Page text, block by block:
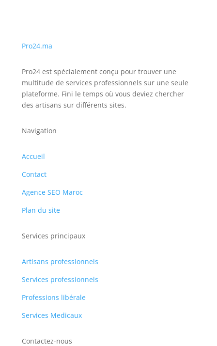
Pro24.ma
Pro24 est spécialement conçu pour trouver une
multitude de services professionnels sur une seule
plateforme. Fini le temps où vous deviez chercher
des artisans sur différents sites.
Navigation
Accueil
Contact
Agence SEO Maroc
Plan du site
Services principaux
Artisans professionnels
Services professionnels
Professions libérale
Services Medicaux
Contactez-nous